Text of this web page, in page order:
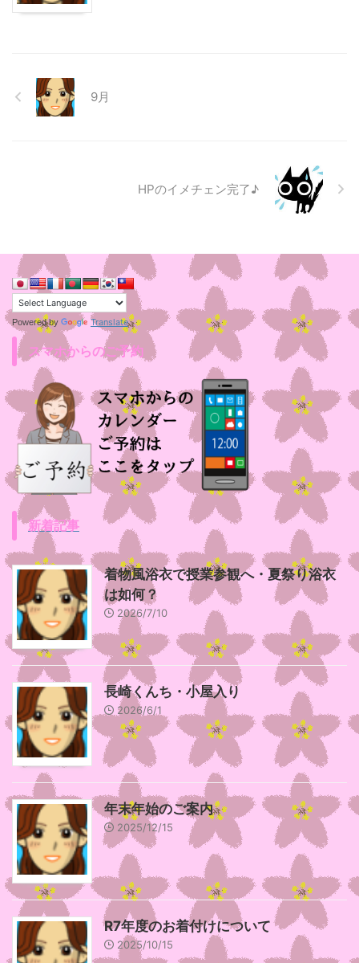
9月
HPのイメチェン完了♪
Powered by Translate
スマホからのご予約
新着記事
着物風浴衣で授業参観へ・夏祭り浴衣
は如何？
2026/7/10
長崎くんち・小屋入り
2026/6/1
年末年始のご案内
2025/12/15
R7年度のお着付けについて
2025/10/15